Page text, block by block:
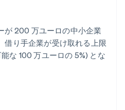
が 200 万ユーロの中小企業
借り手企業が受け取れる上限
な 100 万ユーロの 5%) とな